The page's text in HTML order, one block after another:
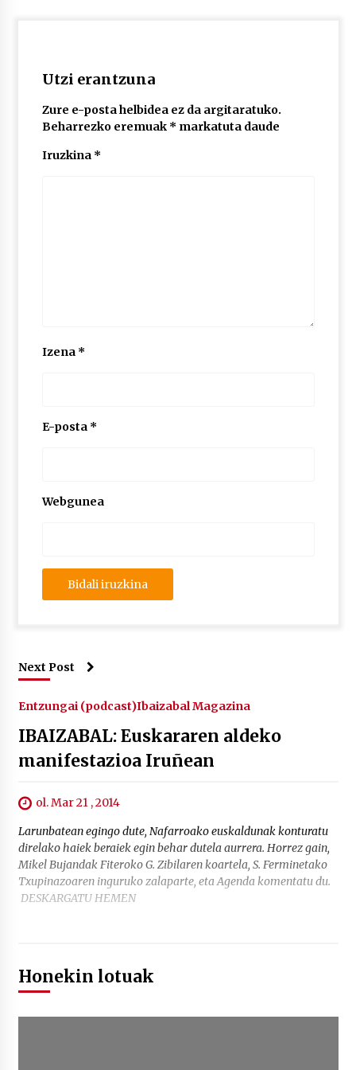
Larunbatean Plentziako Itsas Martxa ospatuko
da
Utzi erantzuna
Zure e-posta helbidea ez da argitaratuko.
Beharrezko eremuak * markatuta daude
Iruzkina *
Izena *
E-posta *
Webgunea
Next Post
Entzungai (podcast)Ibaizabal Magazina
IBAIZABAL: Euskararen aldeko
manifestazioa Iruñean
ol. Mar 21 , 2014
Larunbatean egingo dute, Nafarroako euskaldunak konturatu
direlako haiek beraiek egin behar dutela aurrera. Horrez gain,
Mikel Bujandak Fiteroko G. Zibilaren koartela, S. Ferminetako
Txupinazoaren inguruko zalaparte, eta Agenda komentatu du.
DESKARGATU HEMEN
Honekin lotuak